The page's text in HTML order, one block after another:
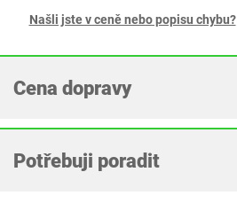
Našli jste v ceně nebo popisu chybu?
Cena dopravy
Potřebuji poradit